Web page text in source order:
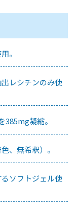
。
レシチンのみ使
385mg凝縮。
、無希釈）。
ソフトジェル使